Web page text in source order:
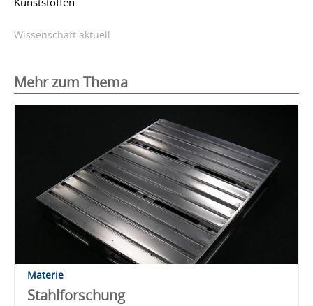
Wissenschaft aktuell
Mehr zum Thema
Materie
Stahlforschung